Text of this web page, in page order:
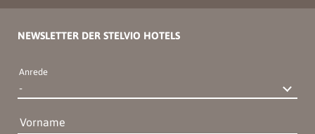
NEWSLETTER DER STELVIO HOTELS
Anrede
Vorname